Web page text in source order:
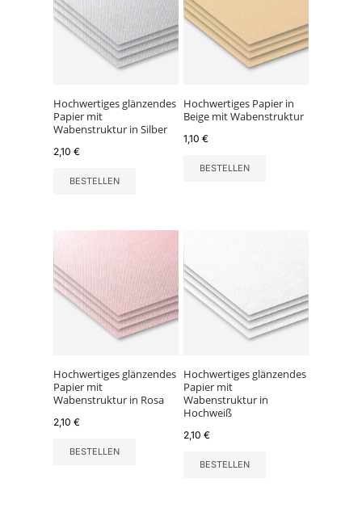
Hochwertiges glänzendes
Papier mit
Wabenstruktur in Silber
2,10 €
BESTELLEN
Hochwertiges Papier in
Beige mit Wabenstruktur
1,10€
BESTELLEN
Hochwertiges glänzendes
Papier mit
Wabenstruktur in Rosa
2,10 €
BESTELLEN
Hochwertiges glänzendes
Papier mit
Wabenstruktur in
Hochweiß
2,10€
BESTELLEN